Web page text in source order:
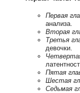
Первая
анализа.
Вторая
Третья
девочки.
Пятая
Шестая
Седьмая